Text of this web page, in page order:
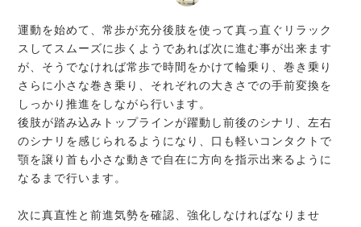
運動を始めて、常歩が充分後肢を使って真っ直ぐリラック
スしてスムーズに歩くようであれば次に進む事が出来ます
が、そうでなければ常歩で時間をかけて輪乗り、巻き乗り
さらに小さな巻き乗り、それぞれの大きさでの手前変換を
しっかり推進をしながら行います。
後肢が踏み込みトップラインが躍動し前後のシナリ、左右
のシナリを感じられるようになり、口も軽いコンタクトで
顎を譲り首も小さな動きで自在に方向を指示出来るように
なるまで行います。
次に真直性と前進気勢を確認、強化しなければなりませ